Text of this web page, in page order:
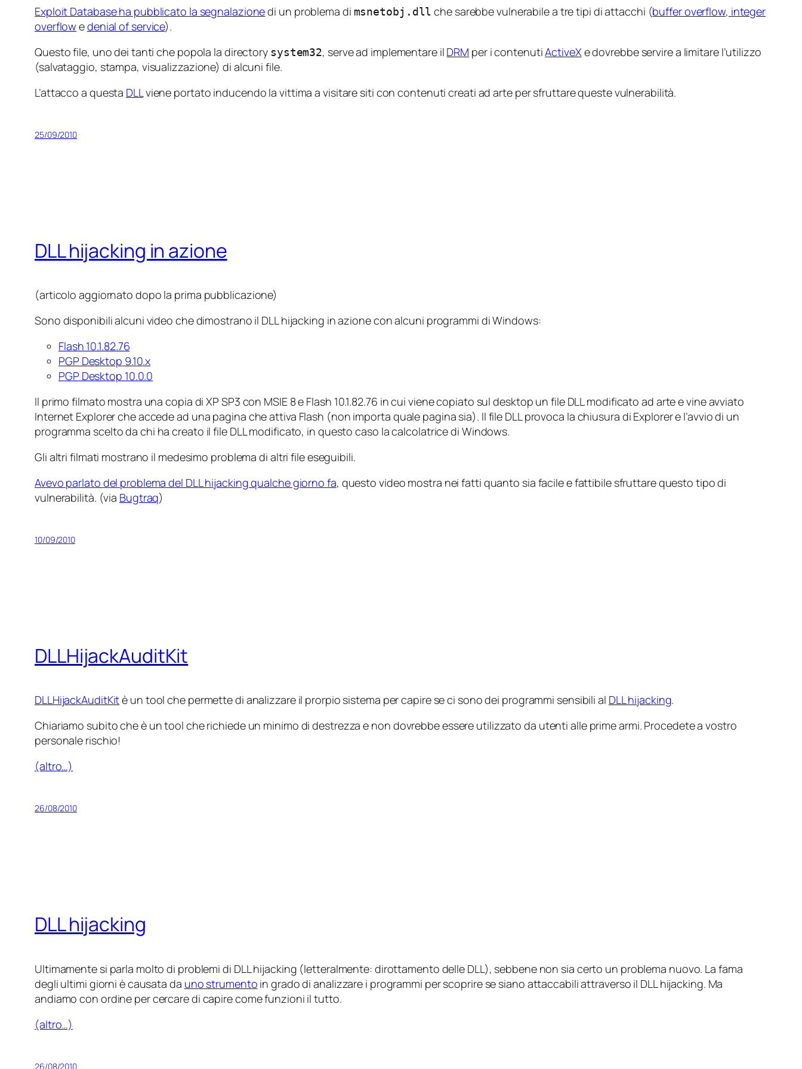
Exploit Database ha pubblicato la segnalazionedi un problema di msnetobj.dll che sarebbe vulnerabile a tre tipi di attacchi (buffer overflow, integer
overflow edenial of service).
Questo file, uno dei tanti che popola la directory system32, serve ad implementare il DRM per i contenutiActiveXe dovrebbe servire a limitare l’utilizzo
(salvataggio, stampa, visualizzazione) di alcuni file.
L’attacco a questa DLLviene portato inducendo la vittima a visitare siti con contenuti creati ad arte per sfruttare queste vulnerabilità.
25/09/2010
DLL hijacking in azione
(articolo aggiornato dopo la prima pubblicazione)
Sono disponibili alcuni video che dimostrano il DLL hijacking in azione con alcuni programmi di Windows:
Flash 10.1.82.76
PGP Desktop 9.10.x
PGP Desktop 10.0.0
Il primo filmato mostra una copia di XP SP3 con MSIE 8 e Flash 10.1.82.76 in cui viene copiato sul desktop un file DLL modificato ad arte e vine avviato
Internet Explorer che accede ad una pagina che attiva Flash (non importa quale pagina sia). Il file DLL provoca la chiusura di Explorer e l’avvio di un
programma scelto da chi ha creato il file DLL modificato, in questo caso la calcolatrice di Windows.
Gli altri filmati mostrano il medesimo problema di altri file eseguibili.
Avevo parlato del problema del DLL hijacking qualche giorno fa, questo video mostra nei fatti quanto sia facile e fattibile sfruttare questo tipo di
vulnerabilità. (via Bugtraq)
10/09/2010
DLLHijackAuditKit
DLLHijackAuditKitè un tool che permette di analizzare il prorpio sistema per capire se ci sono dei programmi sensibili al DLL hijacking.
Chiariamo subito che è un tool che richiede un minimo di destrezza e non dovrebbe essere utilizzato da utenti alle prime armi. Procedete a vostro
personale rischio!
(altro…)
26/08/2010
DLL hijacking
Ultimamente si parla molto di problemi di DLL hijacking (letteralmente: dirottamento delle DLL), sebbene non sia certo un problema nuovo. La fama
degli ultimi giorni è causata da uno strumento in grado di analizzare i programmi per scoprire se siano attaccabili attraverso il DLL hijacking. Ma
andiamo con ordine per cercare di capire come funzioni il tutto.
(altro…)
26/08/2010